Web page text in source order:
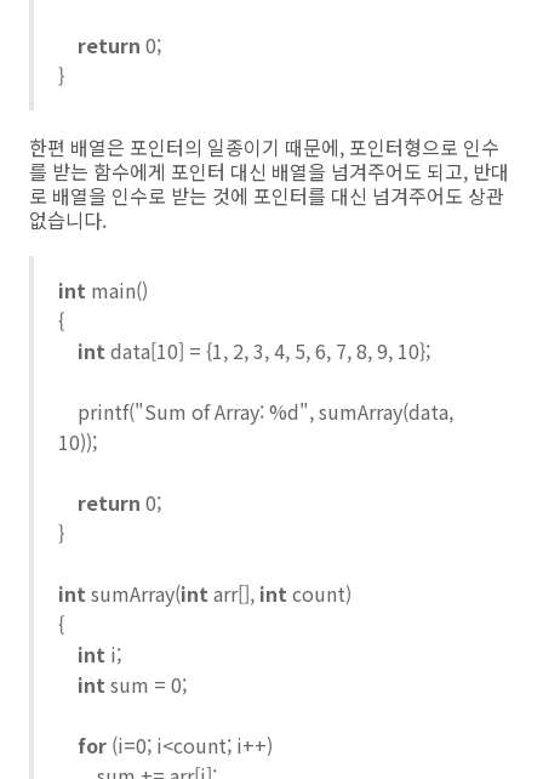
return 0;
}
한편 배열은 포인터의 일종이기 때문에, 포인터형으로 인수
를 받는 함수에게 포인터 대신 배열을 넘겨주어도 되고, 반대
로 배열을 인수로 받는 것에 포인터를 대신 넘겨주어도 상관
없습니다.
int main()
{
intdata[10] = {1, 2, 3, 4, 5, 6, 7, 8, 9, 10};
printf("Sum of Array: %d", sumArray(data,
10));
return 0;
}
intsumArray(intarr[], intcount)
{
int i;
intsum = 0;
for (i=0; i<count; i++)